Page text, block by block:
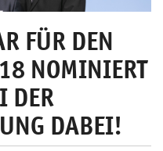
FÜR DEN
NOMINIERT
DER
DABEI!